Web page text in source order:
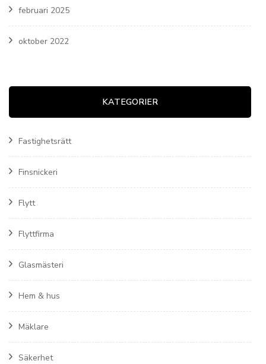
februari 2025
oktober 2022
KATEGORIER
Fastighetsrätt
Finsnickeri
Flytt
Flyttfirma
Glasmästeri
Hem & hus
Mäklare
Säkerhet